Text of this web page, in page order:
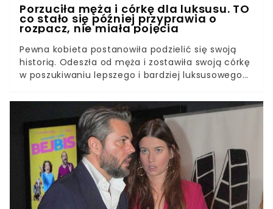
Porzuciła męża i córkę dla luksusu. TO
co stało się później przyprawia o
rozpacz, nie miała pojęcia
Pewna kobieta postanowiła podzielić się swoją
historią. Odeszła od męża i zostawiła swoją córkę
w poszukiwaniu lepszego i bardziej luksusowego
obróciło i żona dostała dużą nauczkę.Początkowo
życie pary układało się wzorowo. Ślub, dobra
praca, wspólne spędzanie czasu ze znajomymi,
sporadyczne wyjazdy za granicę i w końcu
dziecko. Z czasem jednak zaczęło się to psuć,
mimo świetnych relacji w małżeństwie.